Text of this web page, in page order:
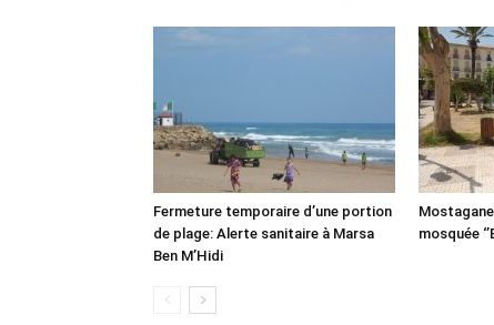
Fermeture temporaire d’une portion
de plage: Alerte sanitaire à Marsa
Ben M’Hidi
mosquée